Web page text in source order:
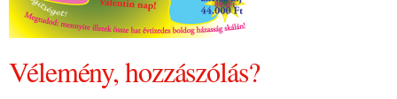
Vélemény, hozzászólás?